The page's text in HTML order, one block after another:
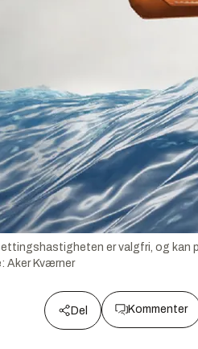
er valgfri, og kan
Aker Kværner
Del Kommenter